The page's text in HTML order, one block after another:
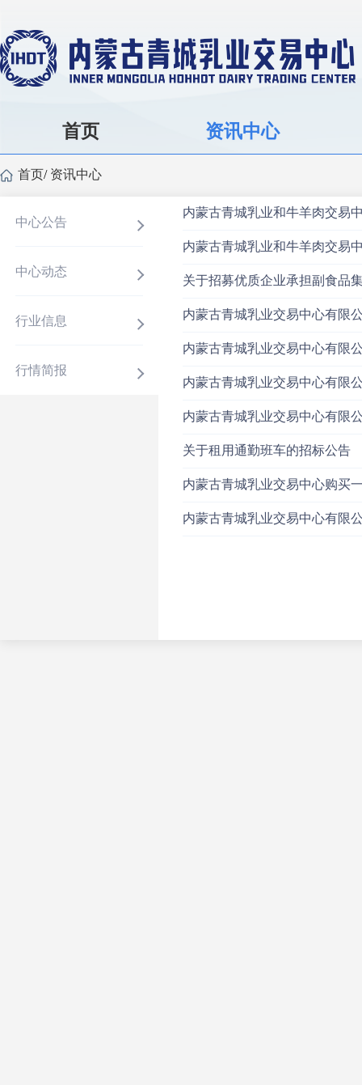
首页 资讯中心
首页/ 资讯中心
中心公告
中心动态
行业信息
行情简报
内蒙古青城乳业和牛羊肉交易
关于招募优质企业承担副食品
内蒙古青城乳业交易中心有限
内蒙古青城乳业交易中心有限
内蒙古青城乳业交易中心有限
内蒙古青城乳业交易中心有限
关于租用通勤班车的招标公告
内蒙古青城乳业交易中心购买
内蒙古青城乳业交易中心有限